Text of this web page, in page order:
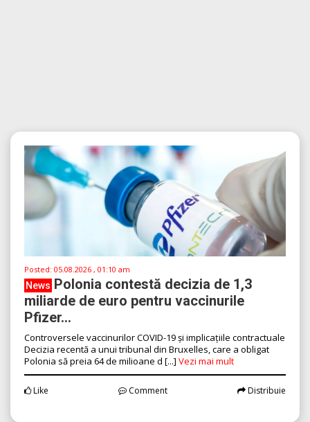
Posted: 05.08.2026 , 01:10 am
News Polonia contestă decizia de 1,3
miliarde de euro pentru vaccinurile
Pfizer...
Controversele vaccinurilor COVID-19 și implicațiile contractuale
Decizia recentă a unui tribunal din Bruxelles, care a obligat
Polonia să preia 64 de milioane d [...] Vezi mai mult
Like Comment Distribuie